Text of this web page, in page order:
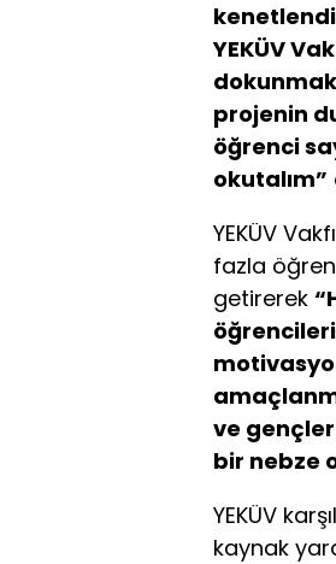
YEKÜV
projenin
öğrenci
okutalım”
YEKÜV
fazla
getirerek “
ve
bir nebze
YEKÜV
kaynak